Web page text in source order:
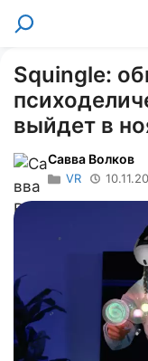
Перейти
Поиск
Squingle:
выйдет в
Савва Волков
VR